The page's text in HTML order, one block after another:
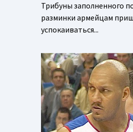
Трибуны заполненного
разминки армейцам
успокаиваться...